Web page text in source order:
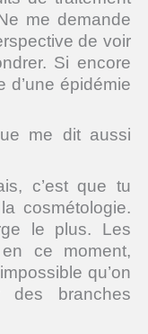
me demande
de voir
Si encore
d’une épidémie
me dit aussi
c’est que tu
cosmétologie.
le plus. Les
ce moment,
qu’on
des branches